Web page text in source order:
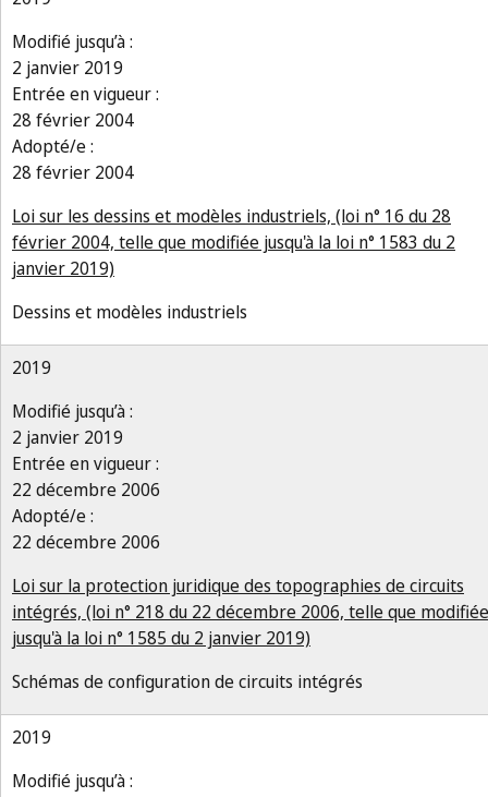
Modifié jusqu’à :
2 janvier 2019
Entrée en vigueur :
28 février 2004
Adopté/e :
28 février 2004
Loi sur les dessins et modèles industriels, (loi n° 16 du 28
février 2004, telle que modifiée jusqu'à la loi n° 1583 du 2
janvier 2019)
Dessins et modèles industriels
2019
Modifié jusqu’à :
2 janvier 2019
Entrée en vigueur :
22 décembre 2006
Adopté/e :
22 décembre 2006
Loi sur la protection juridique des topographies de circuits
intégrés, (loi n° 218 du 22 décembre 2006, telle que modifiée
jusqu'à la loi n° 1585 du 2 janvier 2019)
Schémas de configuration de circuits intégrés
2019
Modifié jusqu’à :